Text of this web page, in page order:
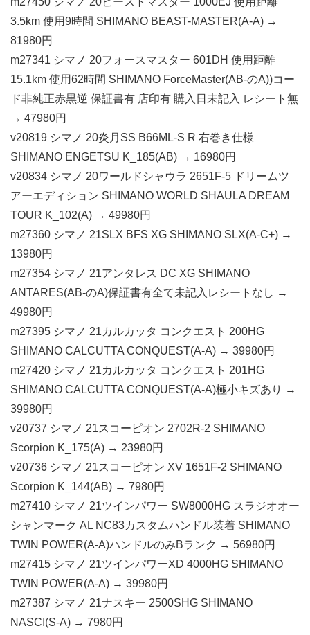
3.5km 使用9時間 SHIMANO BEAST-MASTER(A-A) →
81980円
m27341 シマノ 20フォースマスター 601DH 使用距離
15.1km 使用62時間 SHIMANO ForceMaster(AB-のA))コー
ド非純正赤黒逆 保証書有 店印有 購入日未記入 レシート無
→ 47980円
v20819 シマノ 20炎月SS B66ML-S R 右巻き仕様
SHIMANO ENGETSU K_185(AB) → 16980円
v20834 シマノ 20ワールドシャウラ 2651F-5 ドリームツ
アーエディション SHIMANO WORLD SHAULA DREAM
TOUR K_102(A) → 49980円
m27360 シマノ 21SLX BFS XG SHIMANO SLX(A-C+) →
13980円
m27354 シマノ 21アンタレス DC XG SHIMANO
ANTARES(AB-のA)保証書有全て未記入レシートなし →
49980円
m27395 シマノ 21カルカッタ コンクエスト 200HG
SHIMANO CALCUTTA CONQUEST(A-A) → 39980円
m27420 シマノ 21カルカッタ コンクエスト 201HG
SHIMANO CALCUTTA CONQUEST(A-A)極小キズあり →
39980円
v20737 シマノ 21スコーピオン 2702R-2 SHIMANO
Scorpion K_175(A) → 23980円
v20736 シマノ 21スコーピオン XV 1651F-2 SHIMANO
Scorpion K_144(AB) → 7980円
m27410 シマノ 21ツインパワー SW8000HG スラジオオー
シャンマーク AL NC83カスタムハンドル装着 SHIMANO
TWIN POWER(A-A)ハンドルのみBランク → 56980円
m27415 シマノ 21ツインパワーXD 4000HG SHIMANO
TWIN POWER(A-A) → 39980円
m27387 シマノ 21ナスキー 2500SHG SHIMANO
NASCI(S-A) → 7980円